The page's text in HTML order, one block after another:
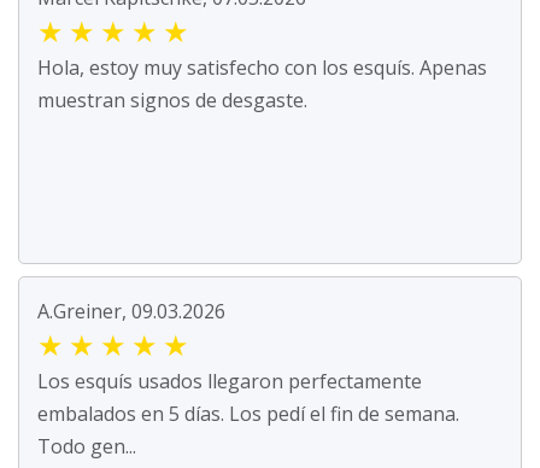
★ ★ ★ ★ ★
Hola, estoy muy satisfecho con los esquís. Apenas
muestran signos de desgaste.
A.Greiner, 09.03.2026
★ ★ ★ ★ ★
Los esquís usados llegaron perfectamente
embalados en 5 días. Los pedí el fin de semana.
Todo gen...